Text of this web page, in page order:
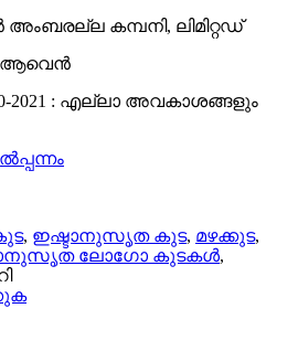
കമ്പനി, ലിമിറ്റഡ്
ആവെൻ
2021 : എല്ലാ അവകാശങ്ങളും
കുട, ഇഷ്ടാനുസൃത കുട, മഴക്കുട,
ലോഗോ കുടകൾ,